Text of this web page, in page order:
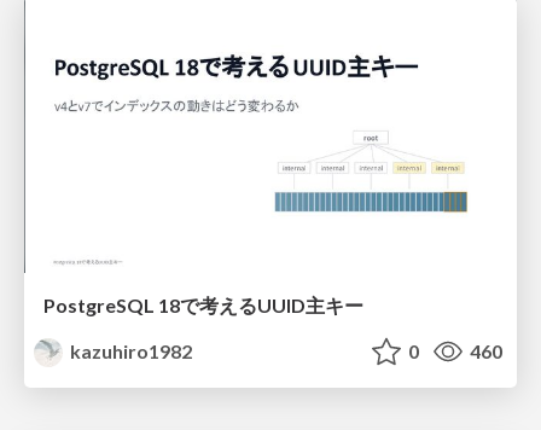
PostgreSQL 18で考えるUUID主キー
kazuhiro1982
0 460